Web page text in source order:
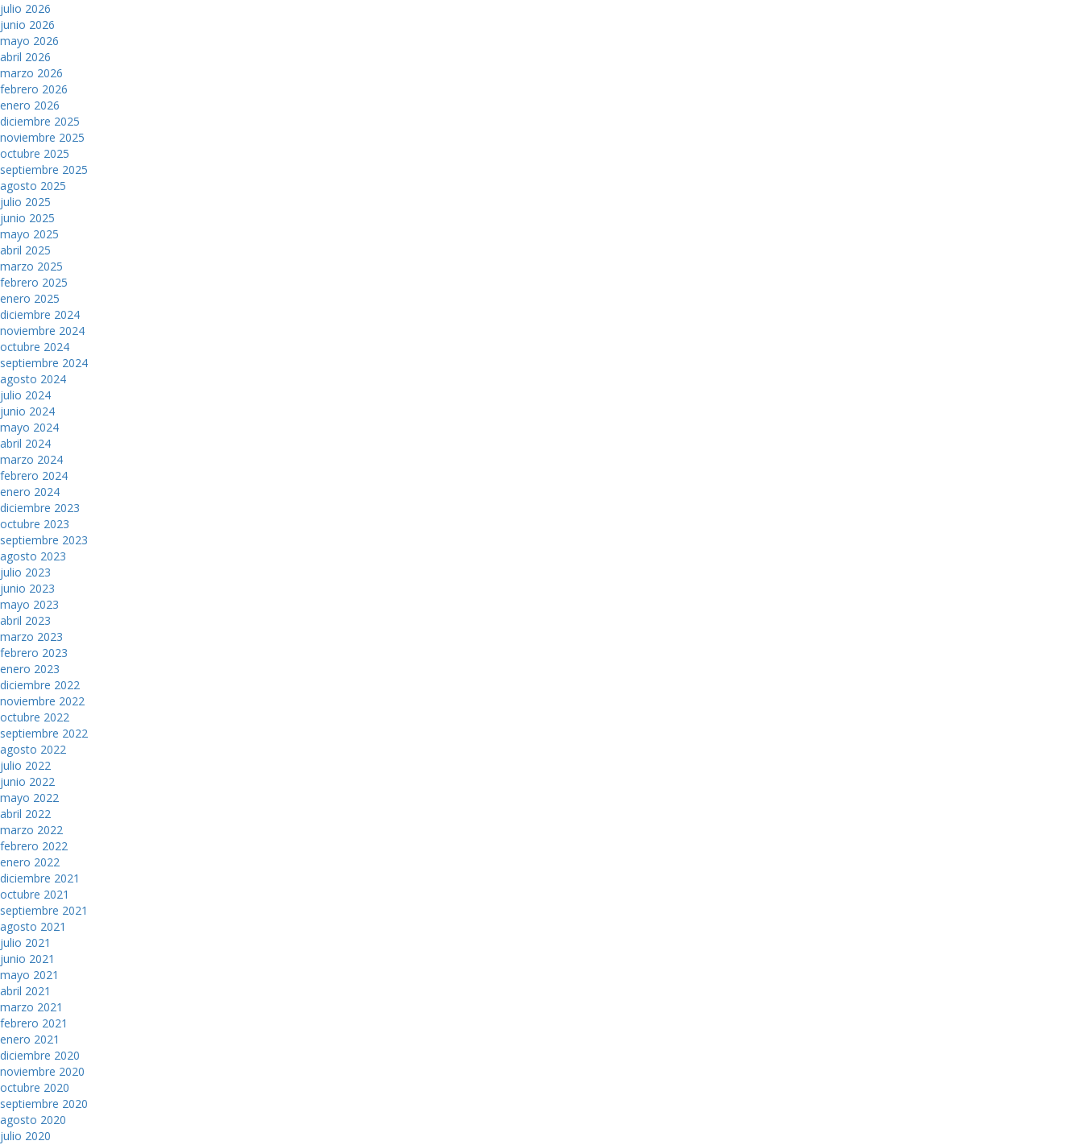
julio 2026
junio 2026
mayo 2026
abril 2026
marzo 2026
febrero 2026
enero 2026
diciembre 2025
noviembre 2025
octubre 2025
septiembre 2025
agosto 2025
julio 2025
junio 2025
mayo 2025
abril 2025
marzo 2025
febrero 2025
enero 2025
diciembre 2024
noviembre 2024
octubre 2024
septiembre 2024
agosto 2024
julio 2024
junio 2024
mayo 2024
abril 2024
marzo 2024
febrero 2024
enero 2024
diciembre 2023
octubre 2023
septiembre 2023
agosto 2023
julio 2023
junio 2023
mayo 2023
abril 2023
marzo 2023
febrero 2023
enero 2023
diciembre 2022
noviembre 2022
octubre 2022
septiembre 2022
agosto 2022
julio 2022
junio 2022
mayo 2022
abril 2022
marzo 2022
febrero 2022
enero 2022
diciembre 2021
octubre 2021
septiembre 2021
agosto 2021
julio 2021
junio 2021
mayo 2021
abril 2021
marzo 2021
febrero 2021
enero 2021
diciembre 2020
noviembre 2020
octubre 2020
septiembre 2020
agosto 2020
julio 2020